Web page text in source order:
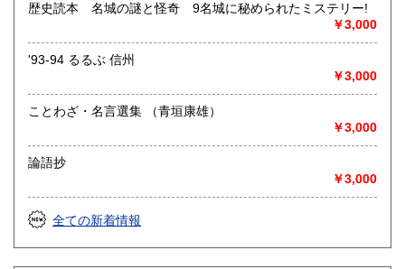
歴史読本 名城の謎と怪奇 9名城に秘められたミステリー!
￥3,000
'93-94 るるぶ 信州
￥3,000
ことわざ・名言選集 （青垣康雄）
￥3,000
論語抄
￥3,000
全ての新着情報